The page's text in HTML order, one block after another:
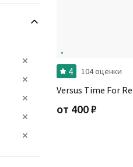
4 104 оценки
Versus Time For
от 400₽